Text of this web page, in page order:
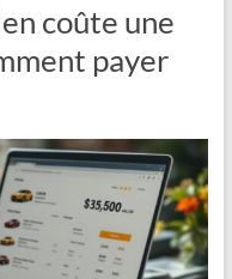
coûte une
payer